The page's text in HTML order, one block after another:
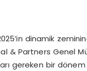
dinamik
& Partners Genel
gereken bir